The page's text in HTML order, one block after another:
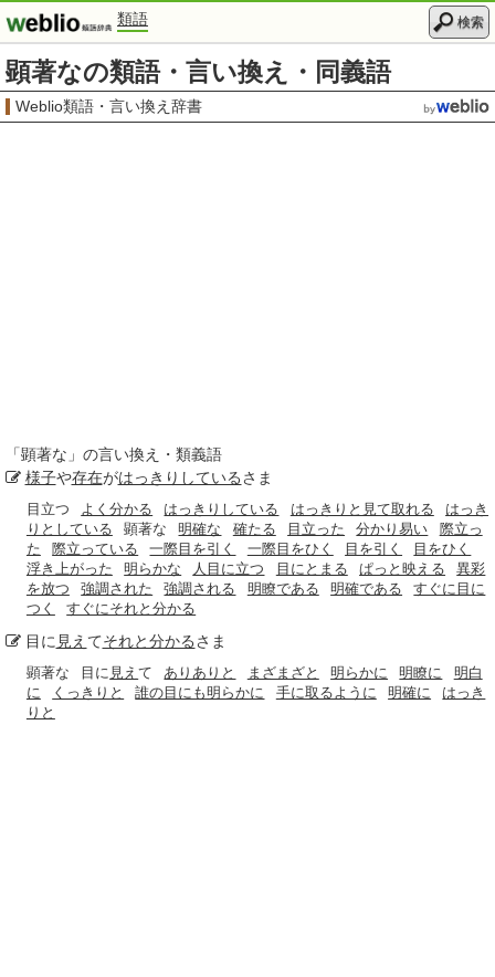
類語 検索
顕著なの類語・言い換え・同義語
Weblio類語・言い換え辞書
「顕著な 」の言い換え・類義語
様子や存在がはっきりしているさま
目立つ よく分かる はっきりしている はっきりと見て取れる
はっき
りとしている
顕著な 明確な 確たる 目立った 分かり易い
際立っ
た
際立っている 一際目を引く 一際目をひく 目を引く
目をひく
浮き上がった
明らかな 人目に立つ 目にとまる ぱっと映える
異彩
を放つ
強調された 強調される 明瞭である 明確である
すぐに目に
つく
すぐにそれと分かる
目に 見え てそれと分かるさま
顕著な 目に 見えて ありありと まざまざと 明らかに 明瞭に
明白
に
くっきりと 誰の目にも明らかに 手に取るように 明確に
はっき
りと